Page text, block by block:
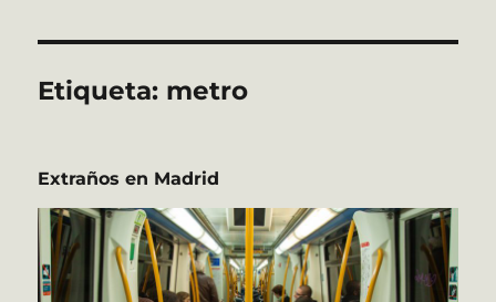
Etiqueta: metro
Extraños en Madrid